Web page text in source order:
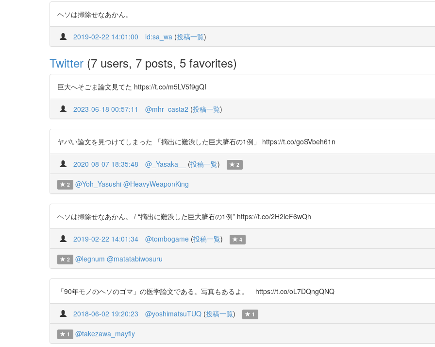
ヘソは掃除せなあかん。
2019-02-22 14:01:00 id:sa_wa (投稿一覧)
Twitter (7 users, 7 posts, 5 favorites)
巨大へそごま論文見てた https://t.co/m5LV5f9gQI
2023-06-18 00:57:11 @mhr_casta2 (投稿一覧)
ヤバい論文を見つけてしまった 「摘出に難渋した巨大臍石の1例」 https://t.co/goSVbeh61n
2020-08-07 18:35:48 @_Yasaka__ (投稿一覧) 2
2 @Yoh_Yasushi @HeavyWeaponKing
ヘソは掃除せなあかん。 / “摘出に難渋した巨大臍石の1例” https://t.co/2H2ieF6wQh
2019-02-22 14:01:34 @tombogame (投稿一覧) 4
2 @legnum @matatabiwosuru
「90年モノのヘソのゴマ」の医学論文である。写真もあるよ。 https://t.co/oL7DQngQNQ
2018-06-02 19:20:23 @yoshimatsuTUQ (投稿一覧) 1
1 @takezawa_mayfly